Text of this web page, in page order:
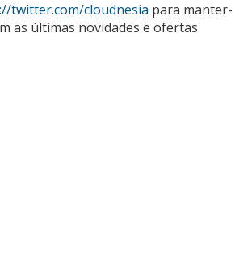
twitter.com/cloudnesia para manter-
as últimas novidades e ofertas